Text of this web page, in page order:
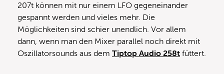
207t können mit nur einem LFO gegeneinander
gespannt werden und vieles mehr. Die
Möglichkeiten sind schier unendlich. Vor allem
dann, wenn man den Mixer parallel noch direkt mit
Oszillatorsounds aus dem Tiptop Audio 258t füttert.